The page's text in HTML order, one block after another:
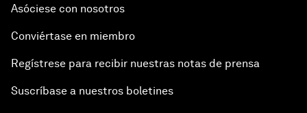
Asóciese con nosotros
Conviértase en miembro
Regístrese para recibir nuestras notas de prensa
Suscríbase a nuestros boletines